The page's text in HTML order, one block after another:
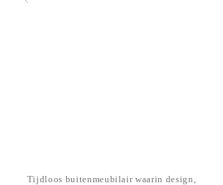
Tijdloos buitenmeubilair waarin design,